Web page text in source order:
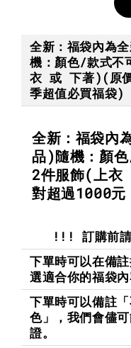
全新：福袋內為
機：顏色/款式不
衣 或 下著)(原
季超值必買福袋)
全新：福袋內
品)隨機：顏
2件服飾(上
對超過1000元
!!! 訂購前
下單時可以在備
選適合你的福袋內
下單時可以備註
色」，我們會儘
證。